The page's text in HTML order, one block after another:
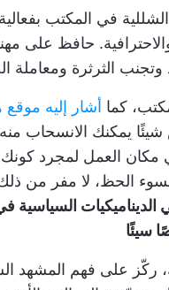
في المكتب
حافظ على
وتجنب الثرثرة ومعاملة
كما أشار إليه
يمكنك الانسحاب
مكان العمل لمجرد
الحظ، لا مفر من
الديناميكيات السياسية
سيئًا
ركّز على فهم المشهد